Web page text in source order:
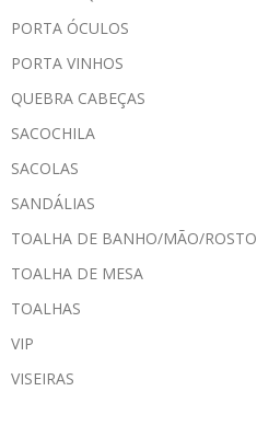
PORTA ÓCULOS
PORTA VINHOS
QUEBRA CABEÇAS
SACOCHILA
SACOLAS
SANDÁLIAS
TOALHA DE BANHO/MÃO/ROSTO
TOALHA DE MESA
TOALHAS
VIP
VISEIRAS